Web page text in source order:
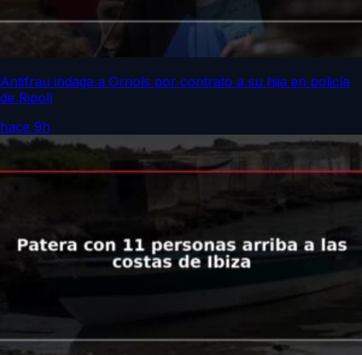
Antifrau indaga a Orriols por contrato a su hija en policía
de Ripoll
hace 9h